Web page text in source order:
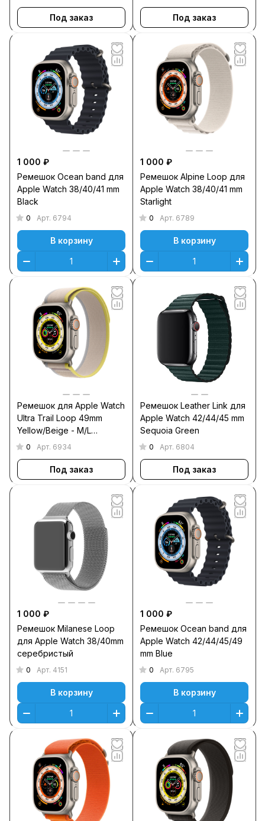
Под заказ Под заказ
1 000 ₽
Ремешок Ocean band для
Apple Watch 38/40/41 mm
Black
0 Арт. 6794
В корзину
1 000 ₽
Ремешок Alpine Loop для
Apple Watch 38/40/41 mm
Starlight
0 Арт. 6789
В корзину
Ремешок для Apple Watch
Ultra Trail Loop 49mm
Yellow/Beige - M/L
бежево-желтый
0 Арт. 6934
Под заказ
Ремешок Leather Link для
Apple Watch 42/44/45 mm
Sequoia Green
0 Арт. 6804
Под заказ
1 000 ₽
Ремешок Milanese Loop
для Apple Watch 38/40mm
серебристый
0 Арт. 4151
В корзину
1 000 ₽
Ремешок Оcean band для
Apple Watch 42/44/45/49
mm Blue
0 Арт. 6795
В корзину